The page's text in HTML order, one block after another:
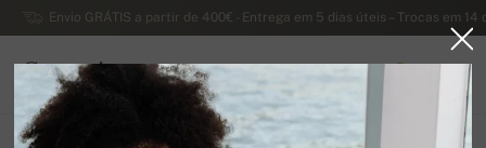
Envio GRÁTIS a partir de 400€ - Entrega em 5 dias úteis – Trocas em
Caxemira
PORTUGAL
Página principal